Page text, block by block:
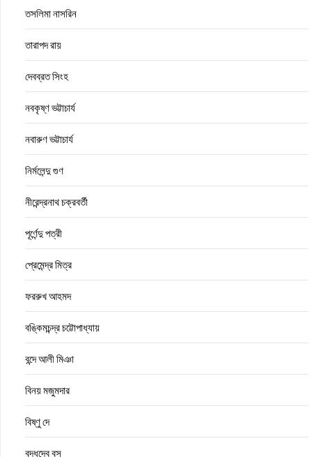
তসলিমা নাসরিন
তারাপদ রায়
দেবব্রত সিংহ
নবকৃষ্ণ ভট্টাচার্য
নবারুণ ভট্টাচার্য
নির্মলেন্দু গুণ
নীরেন্দ্রনাথ চক্রবর্তী
পূর্ণেন্দু পত্রী
প্রেমেন্দ্র মিত্র
ফররুখ আহমদ
বঙ্কিমচন্দ্র চট্টোপাধ্যায়
বন্দে আলী মিঞা
বিনয় মজুমদার
বিষ্ণু দে
বুদ্ধদেব বসু